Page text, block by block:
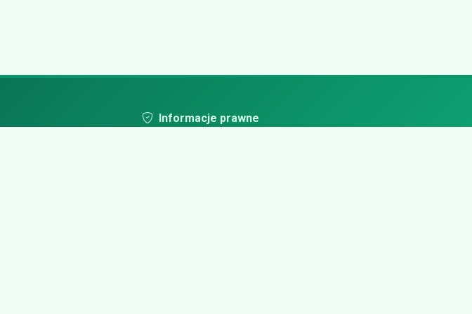
Informacje prawne